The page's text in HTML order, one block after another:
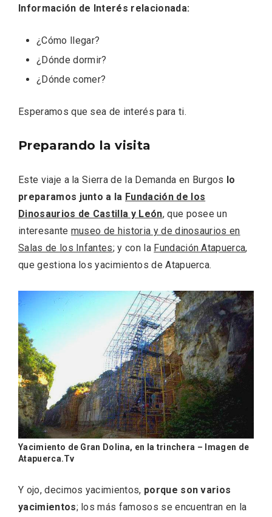
Información de Interés relacionada:
¿Cómo llegar?
¿Dónde dormir?
¿Dónde comer?
Esperamos que sea de interés para ti.
Preparando la visita
Este viaje a la Sierra de la Demanda en Burgos lo
preparamos junto a la Fundación de los
Dinosaurios de Castilla y León, que posee un
interesante museo de historia y de dinosaurios en
Salas de los Infantes; y con la Fundación Atapuerca,
que gestiona los yacimientos de Atapuerca.
Yacimiento de Gran Dolina, en la trinchera – Imagen de
Atapuerca.Tv
Y ojo, decimos yacimientos, porque son varios
yacimientos; los más famosos se encuentran en la
El Espinar, un pueblo oculto de la Sierra
de Guadarrama en su vertiente
segoviana
Recorre los fiordos leoneses en Riaño